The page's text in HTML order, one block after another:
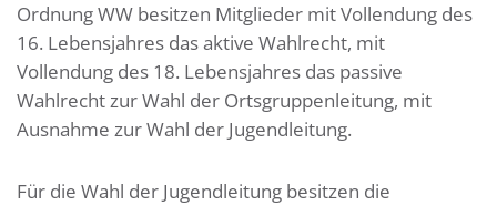
Ordnung WW besitzen Mitglieder mit Vollendung des
16. Lebensjahres das aktive Wahlrecht, mit
Vollendung des 18. Lebensjahres das passive
Wahlrecht zur Wahl der Ortsgruppenleitung, mit
Ausnahme zur Wahl der Jugendleitung.
Für die Wahl der Jugendleitung besitzen die